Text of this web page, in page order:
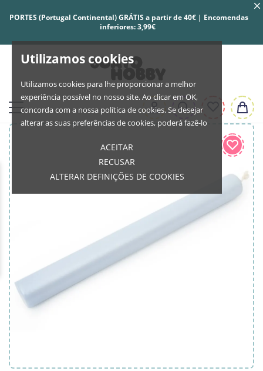
Utilizamos cookies
Utilizamos cookies para lhe proporcionar a melhor
experiência possível no nosso site. Ao clicar em OK,
concorda com a nossa política de cookies. Se desejar
alterar as suas preferências de cookies, poderá fazê-lo
ACEITAR
RECUSAR
ALTERAR DEFINIÇÕES DE COOKIES
PORTES (Portugal Continental) GRÁTIS a partir de 40€ | Encomendas
inferiores: 3,99€